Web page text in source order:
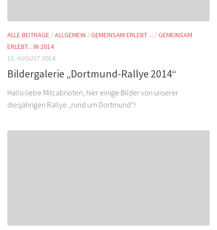
ALLE BEITRÄGE /ALLGEMEIN /GEMEINSAM ERLEBT ... /GEMEINSAM
ERLEBT... IN 2014
11. AUGUST 2014
Bildergalerie „Dortmund-Rallye 2014“
Hallo liebe Mitcabrioten, hier einige Bilder von unserer
diesjährigen Rallye „rund um Dortmund“!